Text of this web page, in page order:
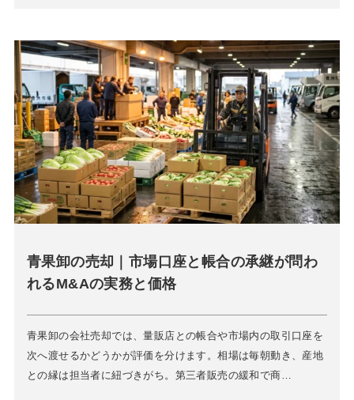
青果卸の売却｜市場口座と帳合の承継が問わ
れるM&Aの実務と価格
青果卸の会社売却では、量販店との帳合や市場内の取引口座を
次へ渡せるかどうかが評価を分けます。相場は毎朝動き、産地
との縁は担当者に紐づきがち。第三者販売の緩和で商…